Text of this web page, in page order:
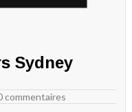
Sydney
commentaires